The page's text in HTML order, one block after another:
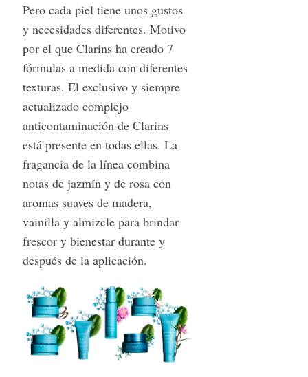
Pero cada piel tiene unos gustos
y necesidades diferentes. Motivo
por el que Clarins ha creado 7
fórmulas a medida con diferentes
texturas. El exclusivo y siempre
actualizado complejo
anticontaminación de Clarins
está presente en todas ellas. La
fragancia de la línea combina
notas de jazmín y de rosa con
aromas suaves de madera,
vainilla y almizcle para brindar
frescor y bienestar durante y
después de la aplicación.
S
e
r
c
h
r
: